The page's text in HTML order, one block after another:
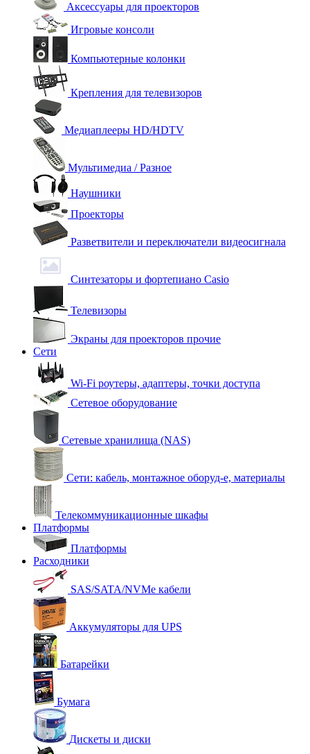
Аксессуары для проекторов
Игровые консоли
Компьютерные колонки
Крепления для телевизоров
Медиаплееры HD/HDTV
Мультимедиа / Разное
Наушники
Проекторы
Разветвители и переключатели видеосигнала
Синтезаторы и фортепиано Casio
Телевизоры
Экраны для проекторов прочие
Сети
Wi-Fi роутеры, адаптеры, точки доступа
Сетевое оборудование
Сетевые хранилища (NAS)
Сети: кабель, монтажное оборуд-е, материалы
Телекоммуникационные шкафы
Платформы
Платформы
Расходники
SAS/SATA/NVMe кабели
Аккумуляторы для UPS
Батарейки
Бумага
Дискеты и диски